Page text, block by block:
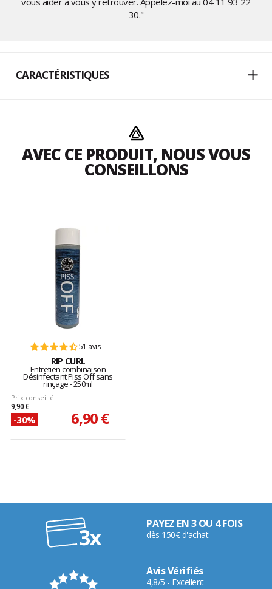
30."
CARACTÉRISTIQUES
AVEC CE PRODUIT, NOUS VOUS
CONSEILLONS
51 avis
RIP CURL
Entretien combinaison
Désinfectant Piss Off sans
rinçage - 250ml
Prix conseillé
9,90 €
-30% 6,90 €
PAYEZ EN 3 OU 4 FOIS
dès 150€ d'achat
Avis Vérifiés
4,8/5 - Excellent